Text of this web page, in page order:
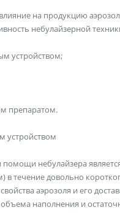
на продукцию
небулайзерной
устройством;
препаратом.
устройством
небулайзера
в течение довольно
аэрозоля и его
наполнения и